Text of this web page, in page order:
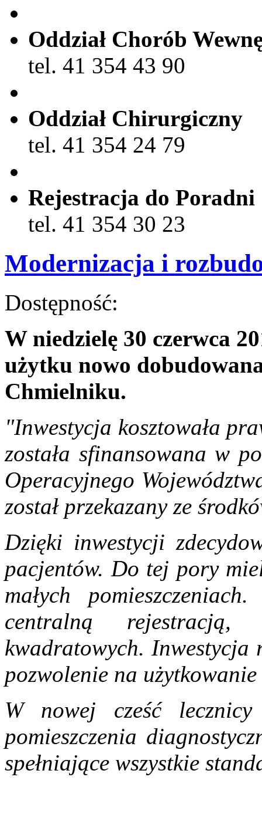
Oddział Chorób
tel. 41 354 43 90
Oddział Chirurgiczny
tel. 41 354 24 79
Rejestracja do Poradni
tel. 41 354 30 23
Modernizacja i
Dostępność:
W niedzielę 30 czerwca
użytku nowo
Chmielniku.
"Inwestycja kosztowała
została sfinansowana w
Operacyjnego
został przekazany ze
Dzięki inwestycji
pacjentów. Do tej pory
małych
centralną
kwadratowych. Inwestycja
pozwolenie na
W nowej cześć
pomieszczenia
spełniające wszystkie